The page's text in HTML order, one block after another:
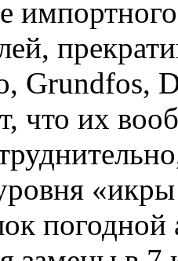
Grundfos,
что их